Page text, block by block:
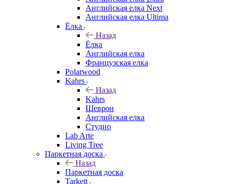
Английская елка Next
Английская елка Ultima
Ёлка
Назад
Ёлка
Английская елка
Французская елка
Polarwood
Kahrs
Назад
Kahrs
Шеврон
Английская елка
Студио
Lab Arte
Living Tree
Паркетная доска
Назад
Паркетная доска
Tarkett